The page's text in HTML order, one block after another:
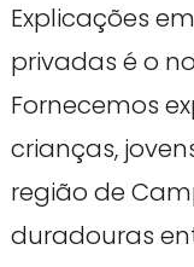
Explicações
privadas é o
Fornecemos
crianças,
região de
duradouras